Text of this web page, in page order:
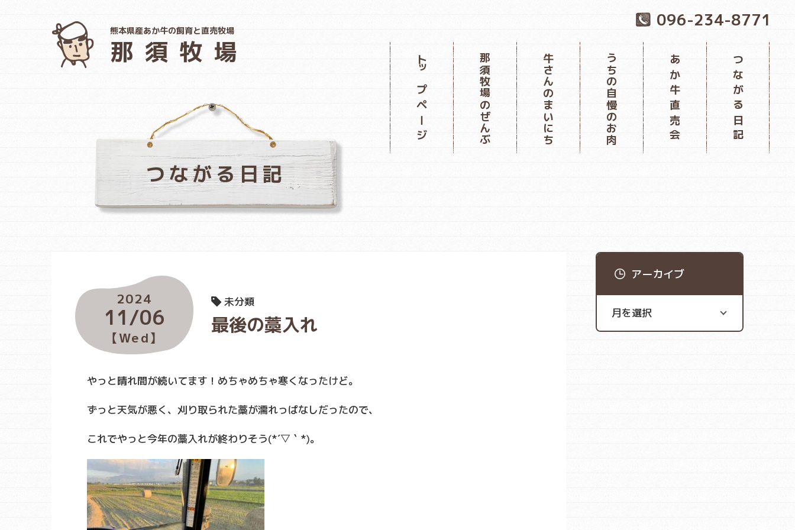
熊本県産あか牛の飼育と直売牧場
那須牧場
096-234-8771
トップページ 那須牧場のぜんぶ 牛さんのまいにち うちの自慢のお肉 あか牛直売会 つながる日記
つながる日記
2024
11/06
【Wed】
未分類
最後の藁入れ
やっと晴れ間が続いてます！めちゃめちゃ寒くなったけど。
ずっと天気が悪く、刈り取られた藁が濡れっぱなしだったので、
これでやっと今年の藁入れが終わりそう(*´▽｀*)。
アーカイブ